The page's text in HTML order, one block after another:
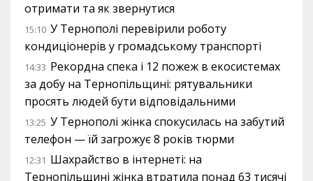
отримати та як звернутися
15:10 У Тернополі перевірили роботу
кондиціонерів у громадському транспорті
14:33 Рекордна спека і 12 пожеж в екосистемах
за добу на Тернопільщині: рятувальники
просять людей бути відповідальними
13:25 У Тернополі жінка спокусилась на забутий
телефон — їй загрожує 8 років тюрми
12:31 Шахрайство в інтернеті: на
Тернопільщині жінка втратила понад 63 тисячі